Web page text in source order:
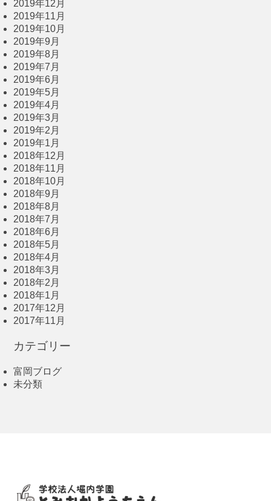
2019年12月
2019年11月
2019年10月
2019年9月
2019年8月
2019年7月
2019年6月
2019年5月
2019年4月
2019年3月
2019年2月
2019年1月
2018年12月
2018年11月
2018年10月
2018年9月
2018年8月
2018年7月
2018年6月
2018年5月
2018年4月
2018年3月
2018年2月
2018年1月
2017年12月
2017年11月
カテゴリー
富岡ブログ
未分類